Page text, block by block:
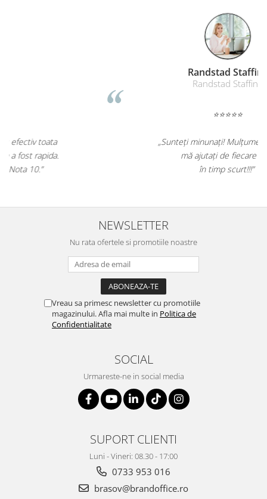
„Corectitudine, promptitudine!
Furnizarea in timp util a formularelor
cu regim special catre toate punctele din tara!"
NEWSLETTER
Nu rata ofertele si promotiile noastre
Vreau sa primesc newsletter cu promotiile
magazinului. Afla mai multe in Politica de
Confidentialitate
SOCIAL
Urmareste-ne in social media
SUPORT CLIENTI
Luni - Vineri: 08.30 - 17:00
0733 953 016
brasov@brandoffice.ro